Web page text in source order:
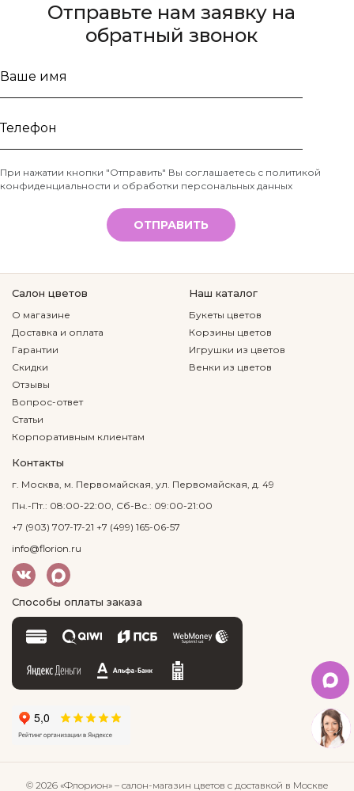
Отправьте нам заявку на
обратный звонок
Ваше
Телефон
*
При нажатии кнопки "Отправить" Вы соглашаетесь с политикой
конфиденциальности и обработки персональных данных
ОТПРАВИТЬ
Салон цветов
О магазине
Доставка и оплата
Гарантии
Скидки
Отзывы
Вопрос-ответ
Статьи
Корпоративным клиентам
Наш каталог
Букеты цветов
Корзины цветов
Игрушки из цветов
Венки из цветов
Контакты
г. Москва, м. Первомайская, ул. Первомайская, д. 49
Пн.-Пт.: 08:00-22:00, Сб-Вс.: 09:00-21:00
+7 (903) 707-17-21 +7 (499) 165-06-57
info@florion.ru
Способы оплаты заказа
© 2026 «Флорион» – салон-магазин цветов с доставкой в Москве